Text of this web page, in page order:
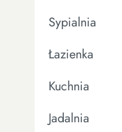
Sypialnia
Łazienka
Kuchnia
Jadalnia